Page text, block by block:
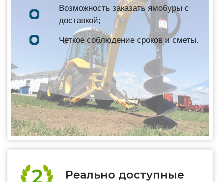
Возможность заказать ямобуры с
доставкой;
Четкое соблюдение сроков и сметы.
Реально доступные